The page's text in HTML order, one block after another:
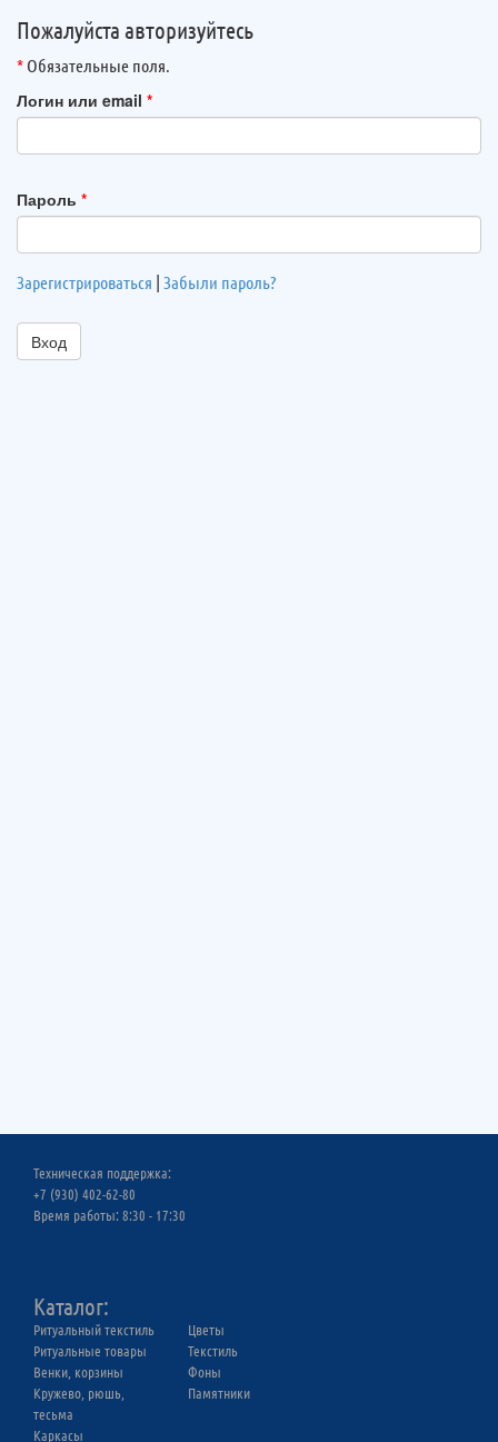
Пожалуйста авторизуйтесь
* Обязательные поля.
Логин или email *
Пароль *
Зарегистрироваться Забыли пароль?
Техническая поддержка:
+7 (930) 402-62-80
Время работы: 8:30 - 17:30
Каталог:
Ритуальный текстиль
Цветы
Ритуальныe товары
Текстиль
Венки, корзины
Фоны
Кружево, рюшь,
тесьма
Памятники
Каркасы